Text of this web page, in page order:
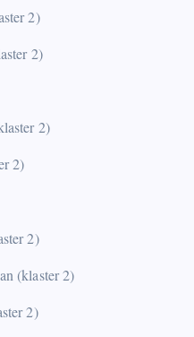
2)
2)
2)
2)
2)
(klaster 2)
2)